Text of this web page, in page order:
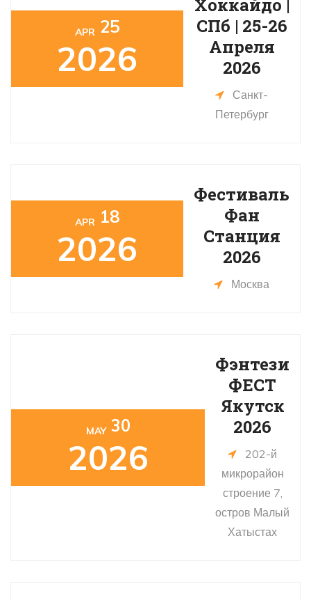
APR 25
2026
Хоккайдо |
СПб | 25-26
Апреля
2026
Санкт-
Петербург
APR 18
2026
Фестиваль
Фан
Станция
2026
Москва
MAY 30
2026
Фэнтези
ФЕСТ
Якутск
2026
202-й
микрорайон
строение 7,
остров Малый
Хатыстах